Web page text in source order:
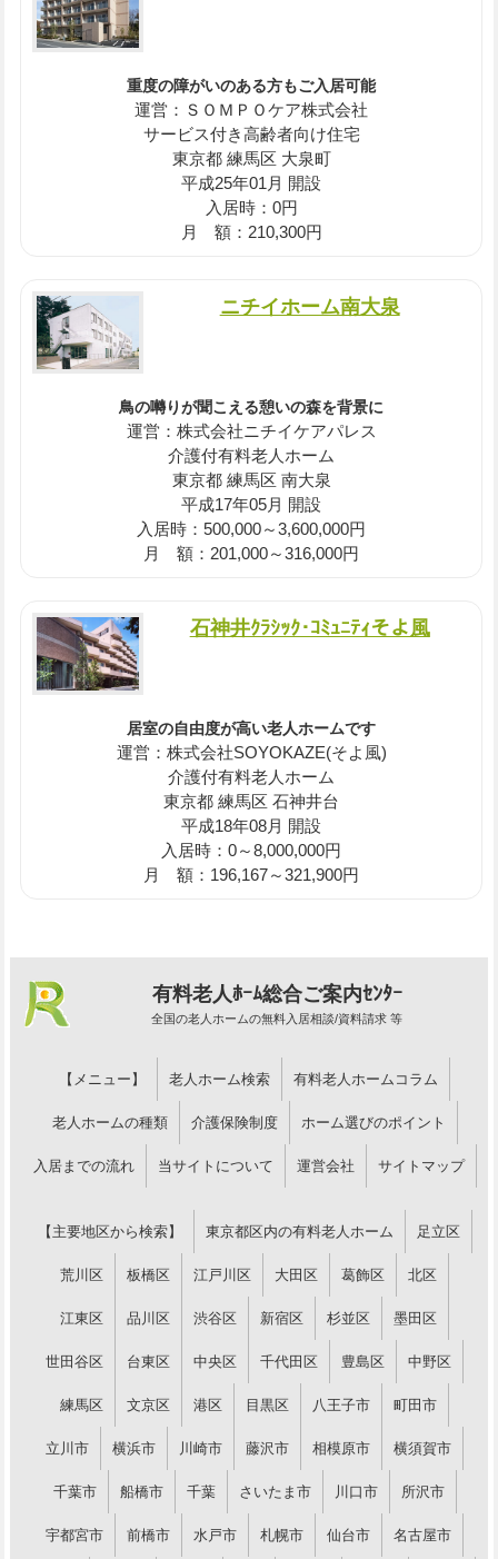
重度の障がいのある方もご入居可能
運営：ＳＯＭＰＯケア株式会社
サービス付き高齢者向け住宅
東京都 練馬区 大泉町
平成25年01月 開設
入居時：0円
月 額：210,300円
ニチイホーム南大泉
鳥の囀りが聞こえる憩いの森を背景に
運営：株式会社ニチイケアパレス
介護付有料老人ホーム
東京都 練馬区 南大泉
平成17年05月 開設
入居時：500,000～3,600,000円
月 額：201,000～316,000円
石神井ｸﾗｼｯｸ･ｺﾐｭﾆﾃｨそよ風
居室の自由度が高い老人ホームです
運営：株式会社SOYOKAZE(そよ風)
介護付有料老人ホーム
東京都 練馬区 石神井台
平成18年08月 開設
入居時：0～8,000,000円
月 額：196,167～321,900円
有料老人ﾎｰﾑ総合ご案内ｾﾝﾀｰ
全国の老人ホームの無料入居相談/資料請求 等
【メニュー】 老人ホーム検索 有料老人ホームコラム
老人ホームの種類 介護保険制度 ホーム選びのポイント
入居までの流れ 当サイトについて 運営会社 サイトマップ
【主要地区から検索】 東京都区内の有料老人ホーム 足立区
荒川区 板橋区 江戸川区 大田区 葛飾区 北区
江東区 品川区 渋谷区 新宿区 杉並区 墨田区
世田谷区 台東区 中央区 千代田区 豊島区 中野区
練馬区 文京区 港区 目黒区 八王子市 町田市
立川市 横浜市 川崎市 藤沢市 相模原市 横須賀市
千葉市 船橋市 千葉 さいたま市 川口市 所沢市
宇都宮市 前橋市 水戸市 札幌市 仙台市 名古屋市